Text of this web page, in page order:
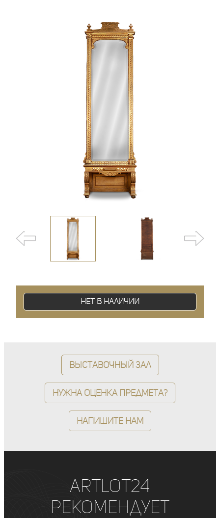
Нет в наличии
Выставочный зал
Нужна оценка предмета?
Напишите нам
ArtLot24
рекомендует